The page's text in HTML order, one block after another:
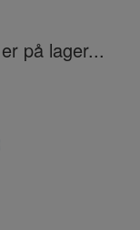
på lager...